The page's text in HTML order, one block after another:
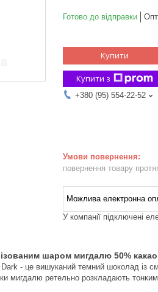
Готово до відправки
Купити
Купити з
+380 (95) 554-22-52
повернення товару
У компанії підключені
шаром мигдалю 50%
- це вишуканий темний шоколад
мигдалю ретельно розкладають